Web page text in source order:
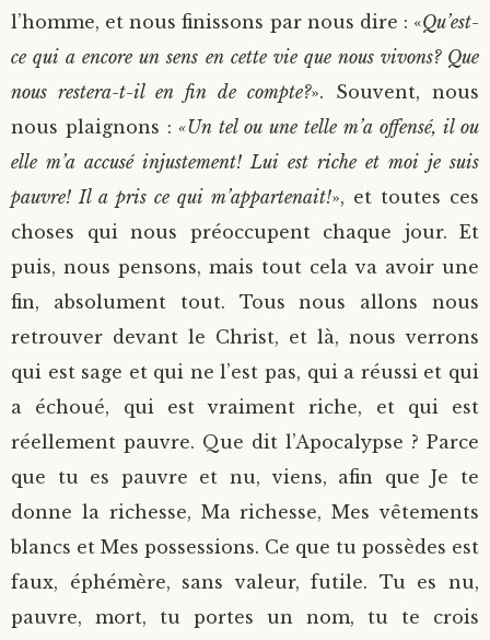
l’homme, et nous finissons par nous dire : «Qu’est-
ce qui a encore un sens en cette vie que nous vivons? Que
nous restera-t-il en fin de compte?». Souvent, nous
nous plaignons : «Un tel ou une telle m’a offensé, il ou
elle m’a accusé injustement! Lui est riche et moi je suis
pauvre! Il a pris ce qui m’appartenait!», et toutes ces
choses qui nous préoccupent chaque jour. Et
puis, nous pensons, mais tout cela va avoir une
fin, absolument tout. Tous nous allons nous
retrouver devant le Christ, et là, nous verrons
qui est sage et qui ne l’est pas, qui a réussi et qui
a échoué, qui est vraiment riche, et qui est
réellement pauvre. Que dit l’Apocalypse ? Parce
que tu es pauvre et nu, viens, afin que Je te
donne la richesse, Ma richesse, Mes vêtements
blancs et Mes possessions. Ce que tu possèdes est
faux, éphémère, sans valeur, futile. Tu es nu,
pauvre, mort, tu portes un nom, tu te crois